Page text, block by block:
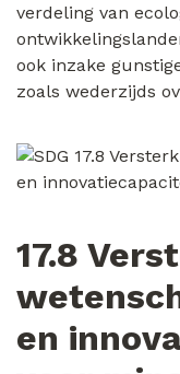
verdeling van
ook inzake
zoals wederzijds
17.8
en